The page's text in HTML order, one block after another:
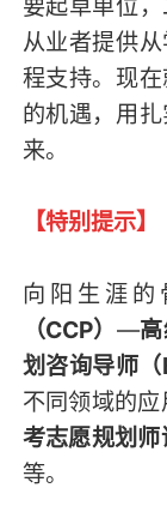
要起草单位
从业者提供
程支持。现
的机遇，用
来。
【特别提示】
向阳生涯的
（CCP） —
划咨询导师（
不同领域的
考志愿规划师
等。